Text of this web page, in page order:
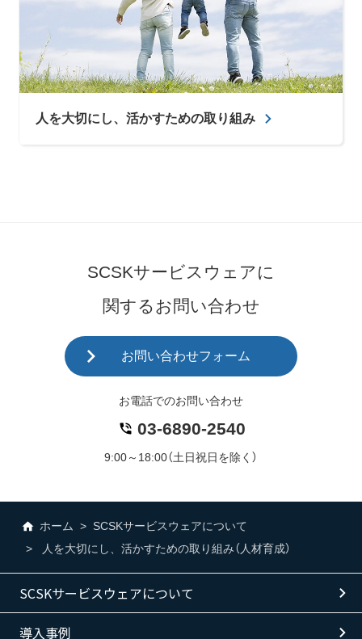
人を大切にし、活かすための取り組み
SCSKサービスウェアに
関するお問い合わせ
お問い合わせフォーム
お電話でのお問い合わせ
03-6890-2540
9:00～18:00（土日祝日を除く）
ホーム
SCSKサービスウェアについて
人を大切にし、活かすための取り組み（人材育成）
SCSKサービスウェアについて
導入事例